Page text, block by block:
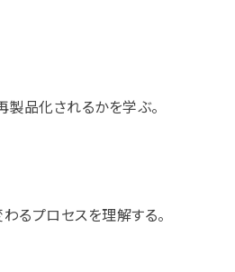
品化されるかを学ぶ。
るプロセスを理解する。